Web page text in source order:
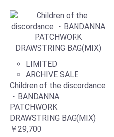
LIMITED
ARCHIVE SALE
Children of the discordance
・BANDANNA
PATCHWORK
DRAWSTRING BAG(MIX)
￥29,700